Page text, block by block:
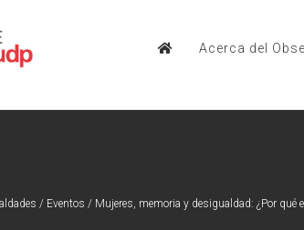
Acerca del
/ Eventos / Mujeres, memoria y desigualdad: ¿Por